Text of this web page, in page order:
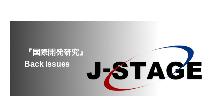
『国際開発研究』
Back Issues